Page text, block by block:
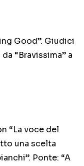
Good”. Giudici
“Bravissima” a
“La voce del
una scelta
Ponte: “A